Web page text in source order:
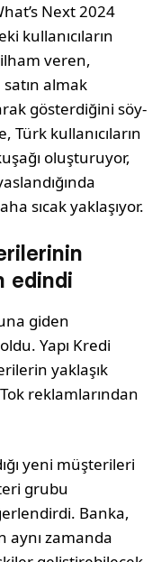
Next 2024
kullanıcıla­rın
ilham veren,
sa­tın almak
gösterdiğini söy­
Türk kullanıcıların
oluşturuyor,
sıcak yaklaşıyor.
edindi
giden
Yapı Kredi
yaklaşık
reklamlarından
yeni müşterileri
gru­bu
Banka,
aynı zamanda